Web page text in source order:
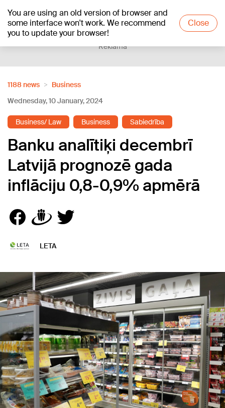
You are using an old version of browser and
some interface won't work. We recommend
you to update your browser!
Close
+12°C
Reklāma
1188 news
Business
Wednesday, 10 January, 2024
Business/ Law Business Sabiedrība
Banku analītiķi decembrī
Latvijā prognozē gada
inflāciju 0,8-0,9% apmērā
LETA